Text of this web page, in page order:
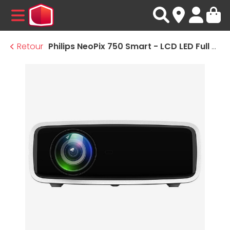
MENU
Retour
Philips NeoPix 750 Smart - LCD LED Full HD - 700 Lumens